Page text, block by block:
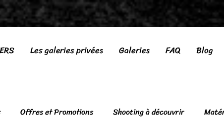
Les galeries privées Galeries FAQ Blog
Offres et Promotions Shooting à découvrir